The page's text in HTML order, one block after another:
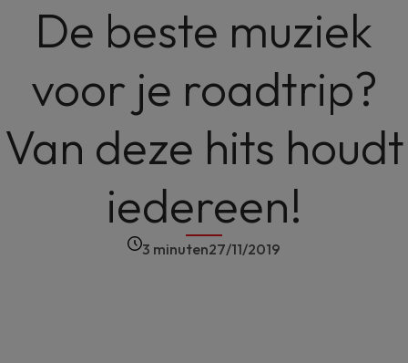
De beste muziek
voor je roadtrip?
Van deze hits houdt
iedereen!
3 minuten27/11/2019